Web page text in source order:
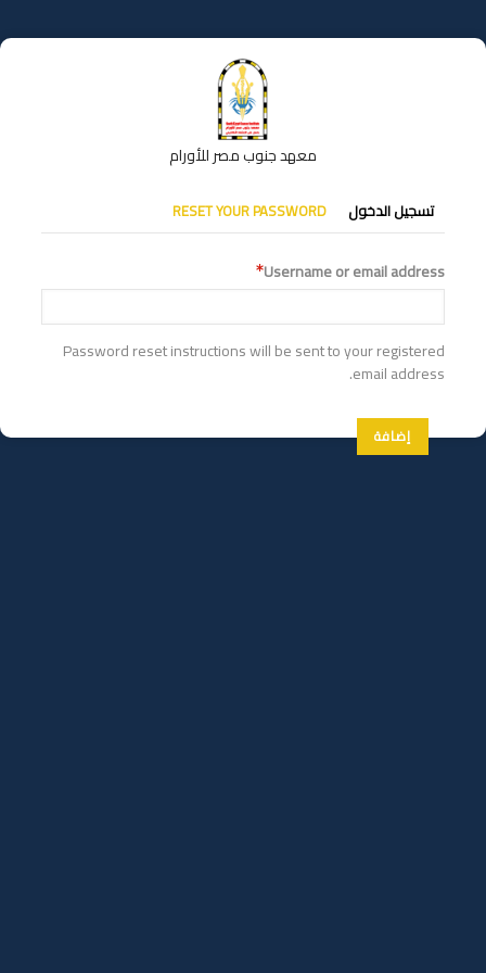
إلى
المحتوى
معهد جنوب مصر للأورام
التبويبات
الأساسية
تسجيل الدخول RESET YOUR PASSWORD
Username or email address
Password reset instructions will be sent to your registered
email address.